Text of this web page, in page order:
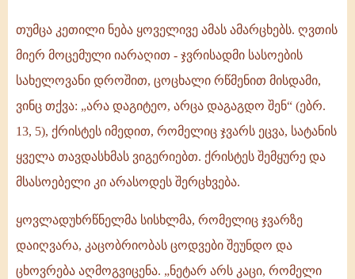
თუმცა კეთილი ნება ყოველივე ამას ამარცხებს. ღვთის
მიერ მოცემული იარაღით - ჯვრისადმი სასოების
სახელოვანი დროშით, ცოცხალი რწმენით მისდამი,
ვინც თქვა: „არა დაგიტეო, არცა დაგაგდო შენ“ (ებრ.
13, 5), ქრისტეს იმედით, რომელიც ჯვარს ეცვა, სატანის
ყველა თავდასხმას ვიგერიებთ. ქრისტეს შემყურე და
მსასოებელი კი არასოდეს შერცხვება.
ყოვლადუხრწნელმა სისხლმა, რომელიც ჯვარზე
დაიღვარა, კაცობრიობას ცოდვები შეუნდო და
ცხოვრება აღმოგვიცენა. „ნეტარ არს კაცი, რომელი